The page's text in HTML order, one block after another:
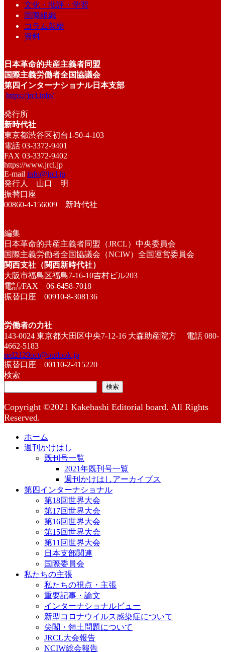
文化・批評・学習
国際組織
コラム架橋
資料
日本革命的共産主義者同盟
国際主義労働者全国協議会
第四インターナショナル日本支部
https://jrcl.info/
発行所
新時代社
東京都渋谷区初台1-50-4-103
電話 03-3372-9401
FAX 03-3372-9402
https://www.jrcl.jp
E-mail info@jrcl.jp
発行人 山口 明
振替口座
00860-4-156009 新時代社
編集
日本革命的共産主義者同盟（JRCL）中央委員会
国際主義労働者全国協議会（NCIW）全国運営委員会
関西支社（関西新時代社）
大阪市福島区福島7-16-10吉村ビル203
電話/FAX 06-6458-7018
振替口座 00910-8-308136
労働者の力社
143-0024 東京都大田区中央7-12-16 大森助産院方 電話 080-
4662-5183
red2129oct@outlook.jp
振替口座 00110-2-415220
検索
検索
Copyright ©2021 Kakehashi Editorial board. All Rights
Reserved.
ホーム
週刊かけはし
既刊号一覧
2021年既刊号一覧
週刊かけはしアーカイブス
第四インターナショナル
第18回世界大会
第17回世界大会
第16回世界大会
第15回世界大会
第11回世界大会
日本支部関連
国際委員会
私たちの主張
私たちの視点・主張
重要記事・論文
インターナショナルビュー
新型コロナウイルス感染症について
尖閣・領土問題について
JRCL大会報告
NCIW総会報告